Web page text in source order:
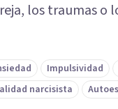
los traumas o
Impulsividad
narcisista